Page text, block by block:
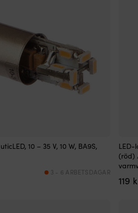
10 – 35 V, 10 W, BA9S,
3 - 6 ARBETSDAGAR
LED-
(röd)
119